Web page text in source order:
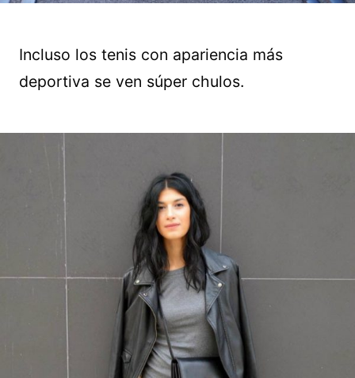
Incluso los tenis con apariencia más
deportiva se ven súper chulos.